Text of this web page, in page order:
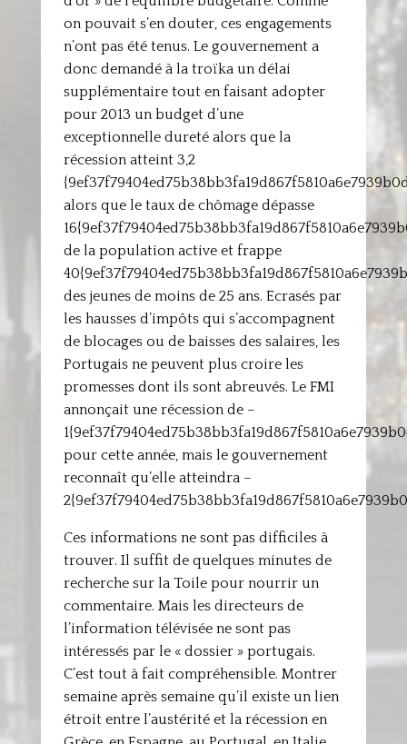
on pouvait s’en douter, ces engagements
n’ont pas été tenus. Le gouvernement a
donc demandé à la troïka un délai
supplémentaire tout en faisant adopter
pour 2013 un budget d’une
exceptionnelle dureté alors que la
récession atteint 3,2
alors que le taux de chômage dépasse
de la population active et frappe
des jeunes de moins de 25 ans. Ecrasés par
les hausses d’impôts qui s’accompagnent
de blocages ou de baisses des salaires, les
Portugais ne peuvent plus croire les
promesses dont ils sont abreuvés. Le FMI
annonçait une récession de –
pour cette année, mais le gouvernement
reconnaît qu’elle atteindra –
Ces informations ne sont pas difficiles à
trouver. Il suffit de quelques minutes de
recherche sur la Toile pour nourrir un
commentaire. Mais les directeurs de
l’information télévisée ne sont pas
intéressés par le « dossier » portugais.
C’est tout à fait compréhensible. Montrer
semaine après semaine qu’il existe un lien
étroit entre l’austérité et la récession en